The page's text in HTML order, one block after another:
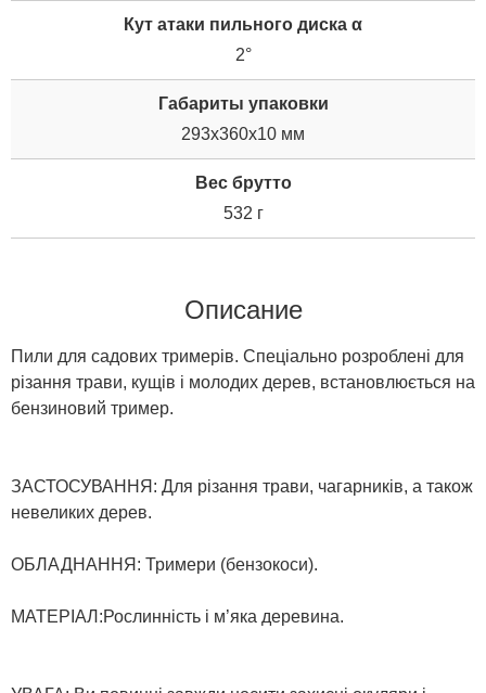
Кут атаки пильного диска α
2°
Габариты упаковки
293x360x10 мм
Вес брутто
532 г
Описание
Пили для садових тримерів. Спеціально розроблені для
різання трави, кущів і молодих дерев, встановлюється на
бензиновий тример.
ЗАСТОСУВАННЯ: Для різання трави, чагарників, а також
невеликих дерев.
ОБЛАДНАННЯ: Тримери (бензокоси).
МАТЕРІАЛ:Рослинність і м’яка деревина.